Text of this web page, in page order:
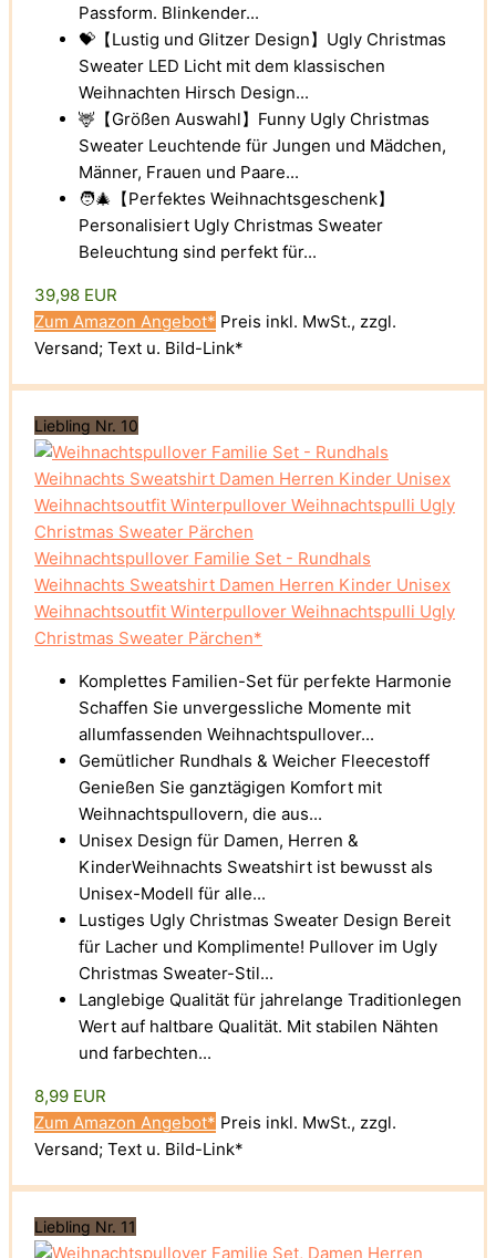
Passform. Blinkender...
💝【Lustig und Glitzer Design】Ugly Christmas
Sweater LED Licht mit dem klassischen
Weihnachten Hirsch Design...
🦌【Größen Auswahl】Funny Ugly Christmas
Sweater Leuchtende für Jungen und Mädchen,
Männer, Frauen und Paare...
🧑‍🎄【Perfektes Weihnachtsgeschenk】
Personalisiert Ugly Christmas Sweater
Beleuchtung sind perfekt für...
39,98 EUR
Zum Amazon Angebot* Preis inkl. MwSt., zzgl.
Versand; Text u. Bild-Link*
Liebling Nr. 10
Weihnachtspullover Familie Set - Rundhals
Weihnachts Sweatshirt Damen Herren Kinder Unisex
Weihnachtsoutfit Winterpullover Weihnachtspulli Ugly
Christmas Sweater Pärchen*
Komplettes Familien-Set für perfekte Harmonie
Schaffen Sie unvergessliche Momente mit
allumfassenden Weihnachtspullover...
Gemütlicher Rundhals & Weicher Fleecestoff
Genießen Sie ganztägigen Komfort mit
Weihnachtspullovern, die aus...
Unisex Design für Damen, Herren &
KinderWeihnachts Sweatshirt ist bewusst als
Unisex-Modell für alle...
Lustiges Ugly Christmas Sweater Design Bereit
für Lacher und Komplimente! Pullover im Ugly
Christmas Sweater-Stil...
Langlebige Qualität für jahrelange Traditionlegen
Wert auf haltbare Qualität. Mit stabilen Nähten
und farbechten...
8,99 EUR
Zum Amazon Angebot* Preis inkl. MwSt., zzgl.
Versand; Text u. Bild-Link*
Liebling Nr. 11